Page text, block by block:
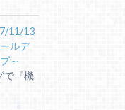
11/13
ルデ
～
で『機